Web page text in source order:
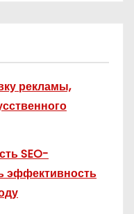
рекламы,
SEO-
эффективность